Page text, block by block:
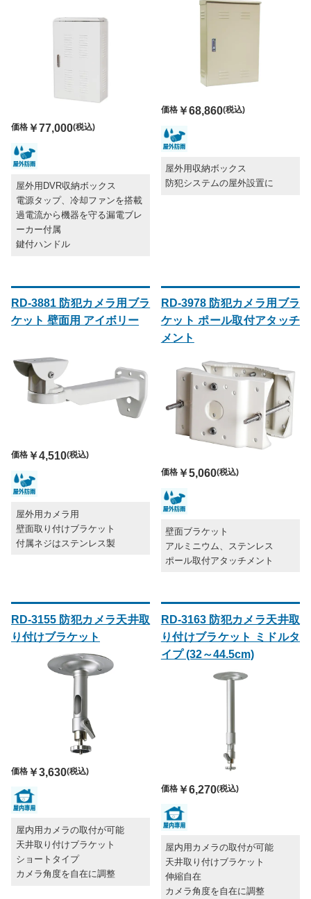
価格 ￥77,000(税込)
屋外用DVR収納ボックス
電源タップ、冷却ファンを搭載
過電流から機器を守る漏電ブレ
ーカー付属
鍵付ハンドル
価格￥68,860(税込)
屋外用収納ボックス
防犯システムの屋外設置に
RD-3881 防犯カメラ用ブラ
ケット 壁面用 アイボリー
価格 ￥4,510(税込)
屋外用カメラ用
壁面取り付けブラケット
付属ネジはステンレス製
RD-3978 防犯カメラ用ブラ
ケット ポール取付アタッチ
メント
価格￥5,060(税込)
壁面ブラケット
アルミニウム、ステンレス
ポール取付アタッチメント
RD-3155 防犯カメラ天井取
り付けブラケット
価格 ￥3,630(税込)
屋内用カメラの取付が可能
天井取り付けブラケット
ショートタイプ
カメラ角度を自在に調整
RD-3163 防犯カメラ天井取
り付けブラケット ミドルタ
イプ (32～44.5cm)
価格￥6,270(税込)
屋内用カメラの取付が可能
天井取り付けブラケット
伸縮自在
カメラ角度を自在に調整